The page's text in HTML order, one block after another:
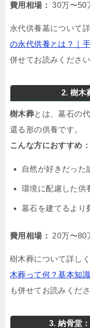
費用相場： 30万〜50
永代供養墓について
の永代供養とは？｜
併せてお読みください
2. 樹木
樹木葬とは、墓石の
還る形の供養です。
こんな方におすすめ：
自然が好きだった
環境に配慮した供
墓石を建てるより
費用相場： 20万〜80
樹木葬について詳し
木葬って何？基本知
も併せてお読みくださ
3. 納骨堂